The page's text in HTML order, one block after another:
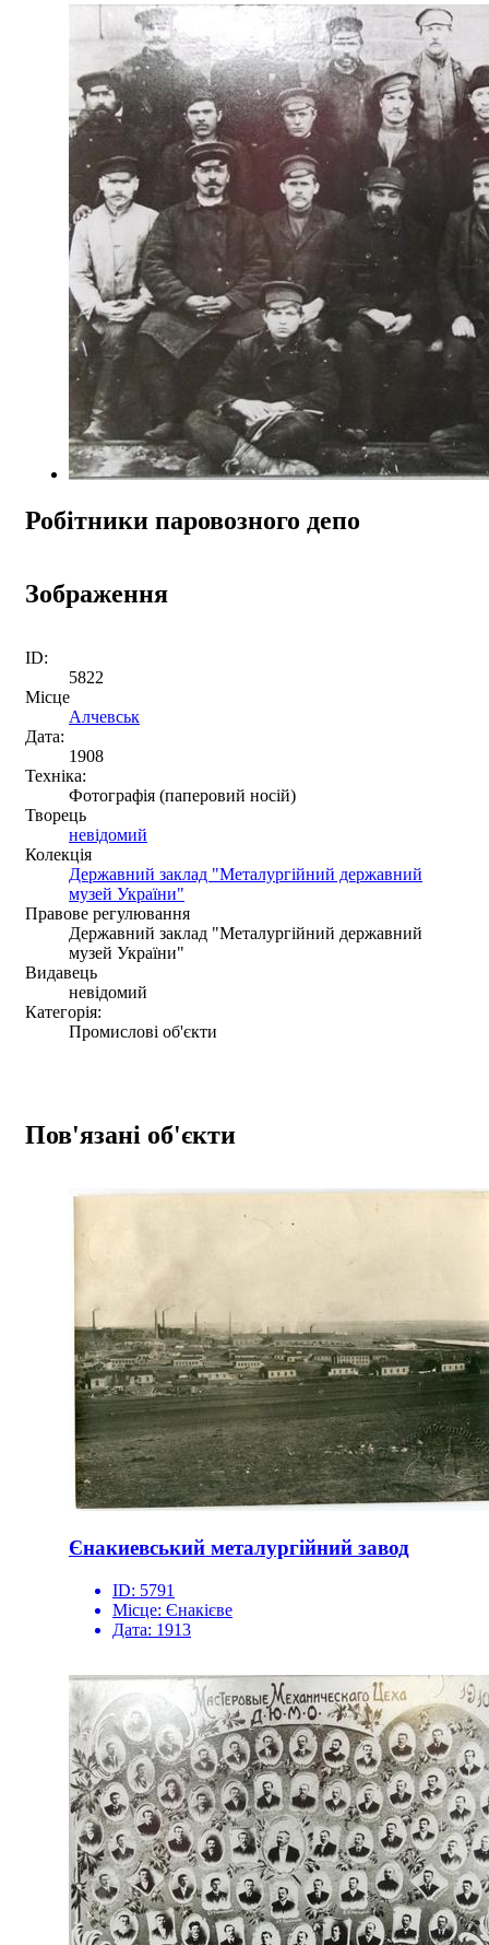
Робітники паровозного депо
Зображення
ID:
5822
Місце
Алчевськ
Дата:
1908
Техніка:
Фотографія (паперовий носій)
Творець
невідомий
Колекція
Державний заклад "Металургійний державний
музей України"
Правове регулювання
Державний заклад "Металургійний державний
музей України"
Видавець
невідомий
Категорія:
Промислові об'єкти
Пов'язані об'єкти
Єнакиевський металургійний завод
ID: 5791
Місце: Єнакієве
Дата: 1913